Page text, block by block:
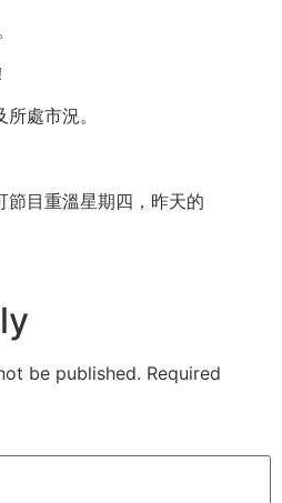
處市況。
節目重溫星期四，昨天的
be published. Required